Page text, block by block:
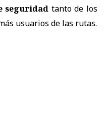
seguridad tanto de los
usuarios de las rutas.